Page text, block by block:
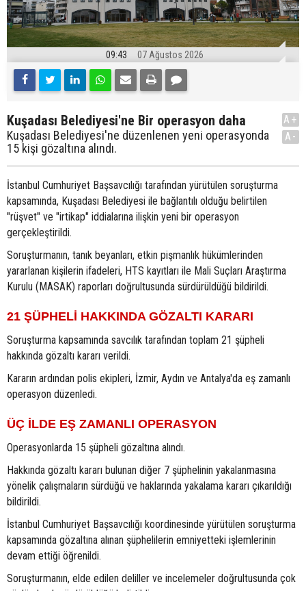
09:43 07 Ağustos 2026
Kuşadası Belediyesi'ne Bir operasyon daha
Kuşadası Belediyesi'ne düzenlenen yeni operasyonda
15 kişi gözaltına alındı.
A+
A-
İstanbul Cumhuriyet Başsavcılığı tarafından yürütülen soruşturma
kapsamında, Kuşadası Belediyesi ile bağlantılı olduğu belirtilen
"rüşvet" ve "irtikap" iddialarına ilişkin yeni bir operasyon
gerçekleştirildi.
Soruşturmanın, tanık beyanları, etkin pişmanlık hükümlerinden
yararlanan kişilerin ifadeleri, HTS kayıtları ile Mali Suçları Araştırma
Kurulu (MASAK) raporları doğrultusunda sürdürüldüğü bildirildi.
21 ŞÜPHELİ HAKKINDA GÖZALTI KARARI
Soruşturma kapsamında savcılık tarafından toplam 21 şüpheli
hakkında gözaltı kararı verildi.
Kararın ardından polis ekipleri, İzmir, Aydın ve Antalya'da eş zamanlı
operasyon düzenledi.
ÜÇ İLDE EŞ ZAMANLI OPERASYON
Operasyonlarda 15 şüpheli gözaltına alındı.
Hakkında gözaltı kararı bulunan diğer 7 şüphelinin yakalanmasına
yönelik çalışmaların sürdüğü ve haklarında yakalama kararı çıkarıldığı
bildirildi.
İstanbul Cumhuriyet Başsavcılığı koordinesinde yürütülen soruşturma
kapsamında gözaltına alınan şüphelilerin emniyetteki işlemlerinin
devam ettiği öğrenildi.
Soruşturmanın, elde edilen deliller ve incelemeler doğrultusunda çok